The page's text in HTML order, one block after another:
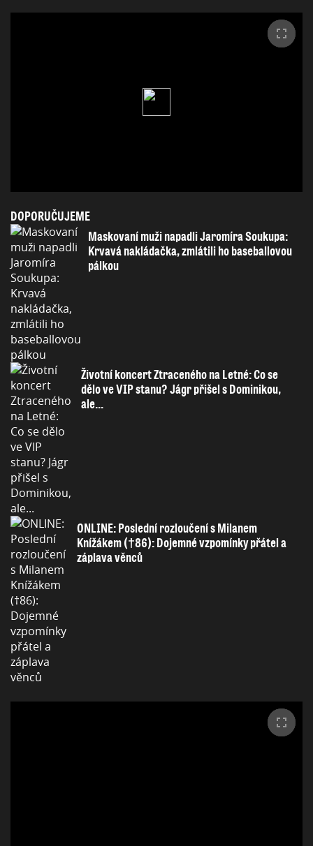
DOPORUČUJEME
Maskovaní muži napadli Jaromíra Soukupa:
Krvavá nakládačka, zmlátili ho baseballovou
pálkou
Životní koncert Ztraceného na Letné: Co se
dělo ve VIP stanu? Jágr přišel s Dominikou,
ale...
ONLINE: Poslední rozloučení s Milanem
Knížákem (†86): Dojemné vzpomínky přátel a
záplava věnců